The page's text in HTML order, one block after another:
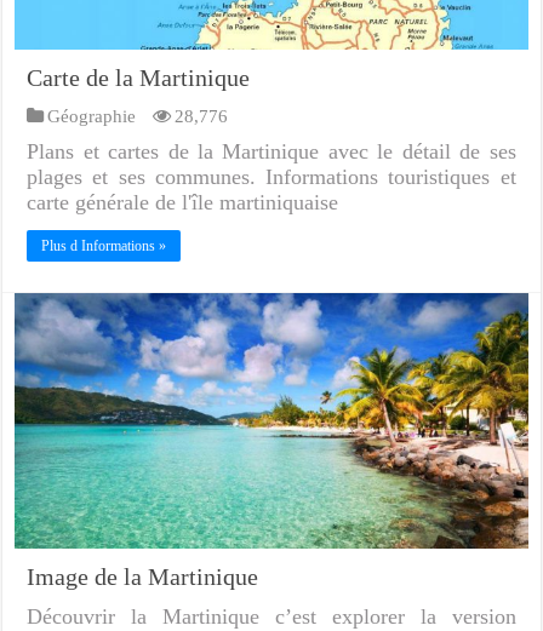
Carte de la Martinique
Géographie 28,776
Plans et cartes de la Martinique avec le détail de ses
plages et ses communes. Informations touristiques et
carte générale de l'île martiniquaise
Plus d Informations »
Image de la Martinique
Découvrir la Martinique c’est explorer la version